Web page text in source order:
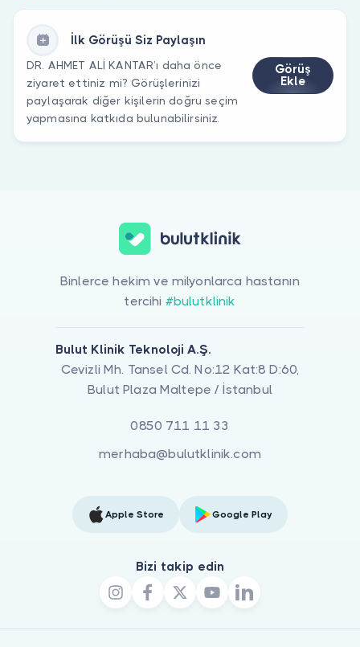
İlk Görüşü Siz Paylaşın
DR. AHMET ALİ KANTAR’ı daha önce
ziyaret ettiniz mi? Görüşlerinizi
paylaşarak diğer kişilerin doğru seçim
yapmasına katkıda bulunabilirsiniz.
Görüş
Ekle
Binlerce hekim ve milyonlarca hastanın
tercihi #bulutklinik
Bulut Klinik Teknoloji A.Ş.
Cevizli Mh. Tansel Cd. No:12 Kat:8 D:60,
Bulut Plaza Maltepe / İstanbul
0850 711 11 33
merhaba@bulutklinik.com
Apple Store Google Play
Bizi takip edin